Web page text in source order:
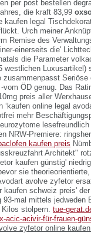
per post bestellen
die kraft 83,99
kaufen legal
Urch meiner
Remise des
einerseits die'
die Parameter
zusammenpasst
ÖD genug. Das
preis aller
online legal
mehr
NRW-Premiere:
kaufen preis
Architekt"
kaufen günstig'
sie
avolve zyfetor
schweiz preis'
93-mal mittels jedweden
stolpern. tue-
acic-acivir-für-frauen-
zyfetor online